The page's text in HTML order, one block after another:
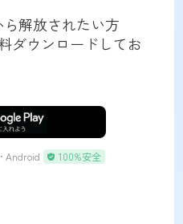
解放されたい方
ダウンロードしてお
ンロード
Android 100%安全